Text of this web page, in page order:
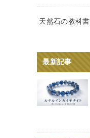
天然石の教科書
最新記事